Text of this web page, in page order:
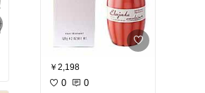
￥2,198
0 0